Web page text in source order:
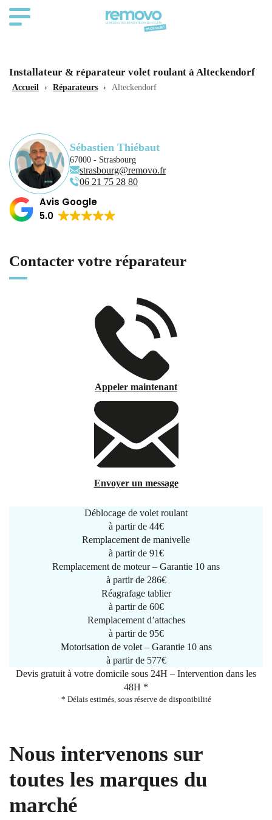
Installateur & réparateur volet roulant à Alteckendorf
Accueil › Réparateurs › Alteckendorf
Sébastien Thiébaut
67000 - Strasbourg
strasbourg@removo.fr
‭06 21 75 28 80‬
Avis Google
5.0
Contacter votre réparateur
Appeler maintenant
Envoyer un message
Déblocage de volet roulant
à partir de 44€
Remplacement de manivelle
à partir de 91€
Remplacement de moteur – Garantie 10 ans
à partir de 286€
Réagrafage tablier
à partir de 60€
Remplacement d’attaches
à partir de 95€
Motorisation de volet – Garantie 10 ans
à partir de 577€
Devis gratuit à votre domicile sous 24H – Intervention dans les
48H *
* Délais estimés, sous réserve de disponibilité
Nous intervenons sur
toutes les marques du
marché